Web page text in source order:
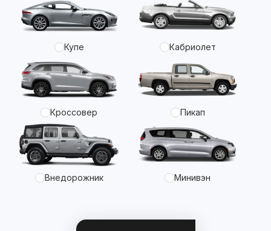
Купе Кабриолет
Кроссовер Пикап
Внедорожник Минивэн